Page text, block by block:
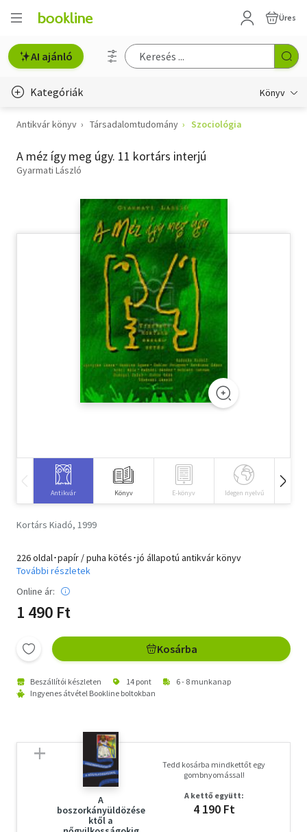
Üres
AI ajánló
Kategóriák Könyv
Életmód, egészség
Erotika
Hobbi, szabadidő
Tankönyv, segédkönyv
Társadalomtudomány
Antikvár könyv Társadalomtudomány Szociológia
A méz így meg úgy. 11 kortárs interjú
Gyarmati László
Antikvár Könyv E-könyv Idegen nyelvű
Kortárs Kiadó, 1999
226 oldal･papír / puha kötés･jó állapotú antikvár könyv
További részletek
Online ár:
1 490 Ft
Kosárba
Beszállítói készleten 14 pont
6 - 8 munkanap
Ingyenes átvétel Bookline boltokban
A
boszorkányüldözése
ktől a
Tedd kosárba mindkettőt egy
gombnyomással!
A kettő együtt:
4 190 Ft